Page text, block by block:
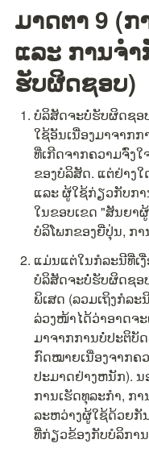
ມາດຕາ 9 (
ແລະ ການຈ
ຮັບຜິດຊອບ)
ບໍລິສັດຈະບໍ່ຮັບຜິດຊອ
ໃຊ້ອັນເນື່ອງມາຈາກ
ທີ່ເກີດຈາກຄວາມຈົ່ງ
ຂອງບໍລິສັດ. ແຕ່ຢ່າງ
ແລະ ຜູ້ໃຊ້ກ່ຽວກັບກາ
ໃນຂອບເຂດ "ສັນຍາ
ບໍລິໂພກຂອງຍີ່ປຸ່ນ, ກ
ແມ່ນແຕ່ໃນກໍລະນີທີ່ເ
ບໍລິສັດຈະບໍ່ຮັບຜິດຊອ
ພິເສດ (ລວມເຖິງກໍລ
ລ່ວງໜ້າໄດ້ວ່າອາດຈ
ມາຈາກການບໍ່ປະຕິບັ
ກົດໝາຍເນື່ອງຈາກຄ
ປະມາດຢ່າງຫນັກ).
ການເຮັດທຸລະກຳ, ກ
ລະຫວ່າງຜູ້ໃຊ້ດ້ວຍກັ
ທີ່ກ່ຽວຂ້ອງກັບບໍລິກາ